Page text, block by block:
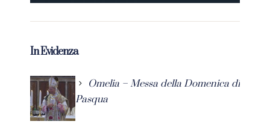
In Evidenza
Omelia – Messa della Domenica di
Pasqua